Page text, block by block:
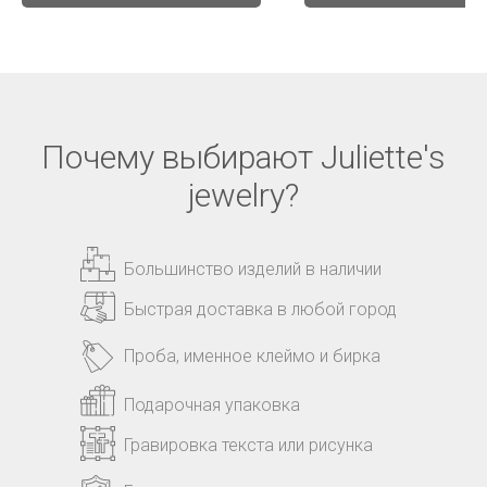
Почему выбирают Juliette's
jewelry?
Большинство изделий в наличии
Быстрая доставка в любой город
Подарочная упаковка
Гравировка текста или рисунка
Проба, именное клеймо и бирка